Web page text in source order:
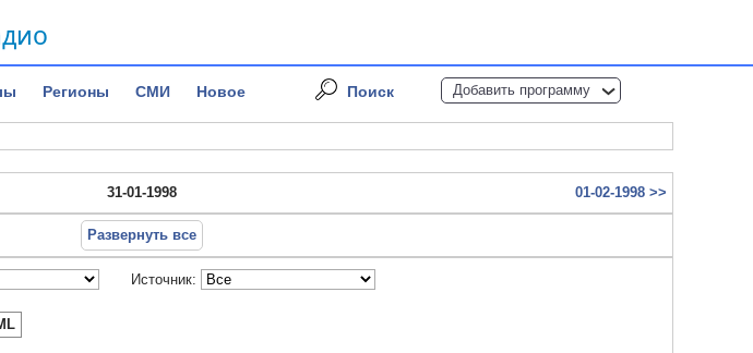
Регионы СМИ Новое Поиск Добавить программу
31-01-1998 01-02-1998 >>
Развернуть все
Источник: